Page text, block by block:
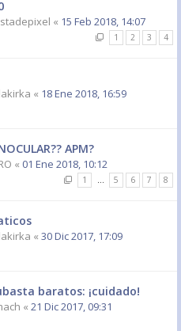
« 15 Feb 2018, 14:07
1 2 3 4
« 18 Ene 2018, 16:59
APM?
« 01 Ene 2018, 10:12
1 … 5 6 7 8
« 30 Dic 2017, 17:09
baratos: ¡cuidado!
« 21 Dic 2017, 09:31